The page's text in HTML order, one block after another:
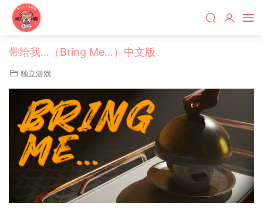
带给我…（Bring Me…）中文版
独立游戏